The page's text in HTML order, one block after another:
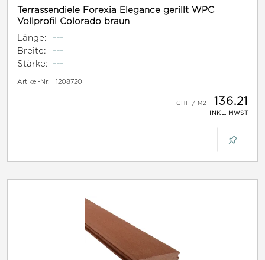
Terrassendiele Forexia Elegance gerillt WPC
Vollprofil Colorado braun
Länge:
---
Breite:
---
Stärke:
---
Artikel-Nr: 1208720
136.21
INKL. MWST